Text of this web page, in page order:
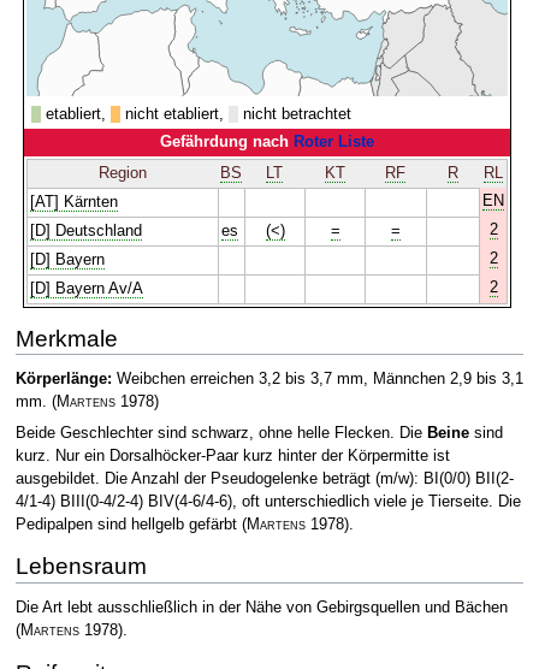
etabliert, nicht etabliert,
nicht betrachtet
Gefährdung nach Roter Liste
Region
BS LT KT RF R
RL
[AT] Kärnten
EN
[D] Deutschland
es (<) = =
2
[D] Bayern
2
[D] Bayern Av/A
2
Merkmale
Körperlänge: Weibchen erreichen 3,2 bis 3,7 mm, Männchen 2,9 bis 3,1
mm. (Martens1978)
Beide Geschlechter sind schwarz, ohne helle Flecken. Die Beinesind
kurz. Nur ein Dorsalhöcker-Paar kurz hinter der Körpermitte ist
ausgebildet. Die Anzahl der Pseudogelenke beträgt (m/w): BI(0/0) BII(2-
4/1-4) BIII(0-4/2-4) BIV(4-6/4-6), oft unterschiedlich viele je Tierseite. Die
Pedipalpen sind hellgelb gefärbt (Martens1978).
Lebensraum
Die Art lebt ausschließlich in der Nähe von Gebirgsquellen und Bächen
(Martens1978).